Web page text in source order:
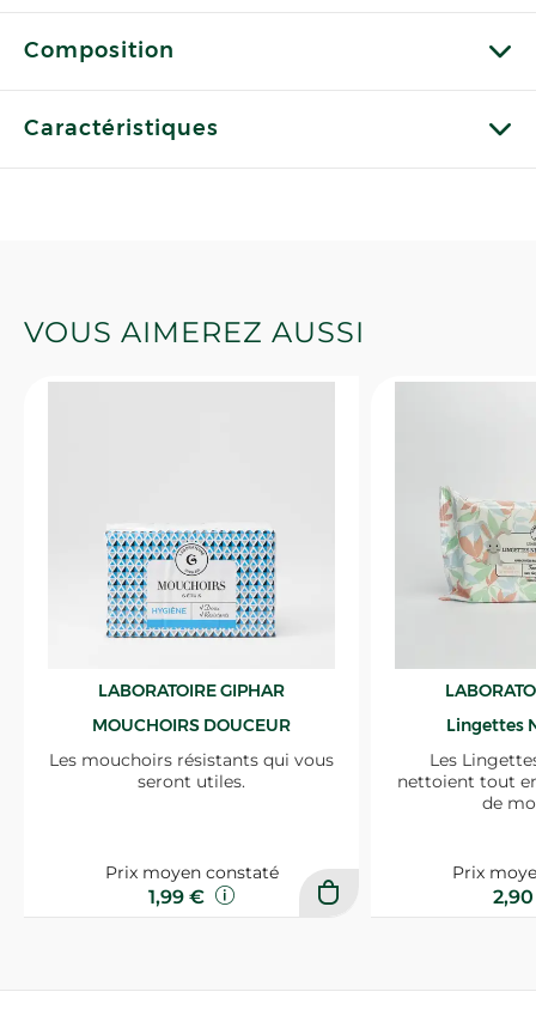
Composition
Caractéristiques
VOUS AIMEREZ AUSSI
LABORATOIRE GIPHAR
MOUCHOIRS DOUCEUR
Les mouchoirs résistants qui vous
seront utiles.
Prix moyen constaté
1,99 €
Lingettes
Les
nettoient tout
de
Prix